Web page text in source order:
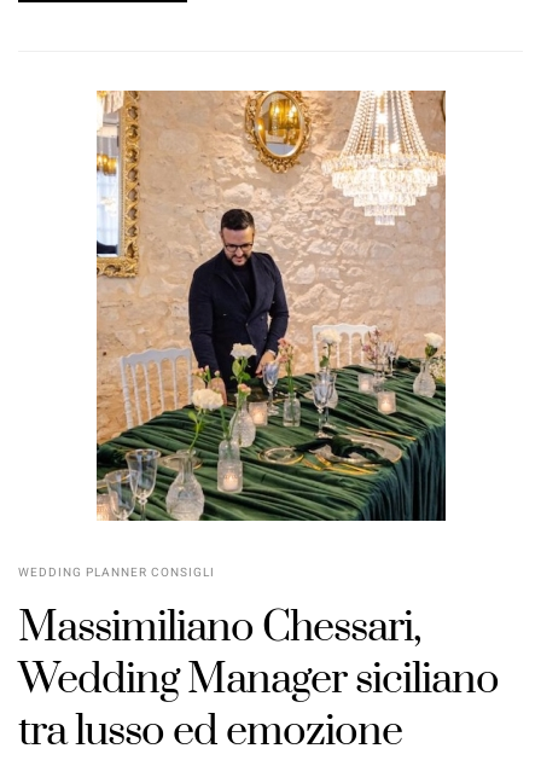
WEDDING PLANNER CONSIGLI
Massimiliano Chessari,
Wedding Manager siciliano
tra lusso ed emozione